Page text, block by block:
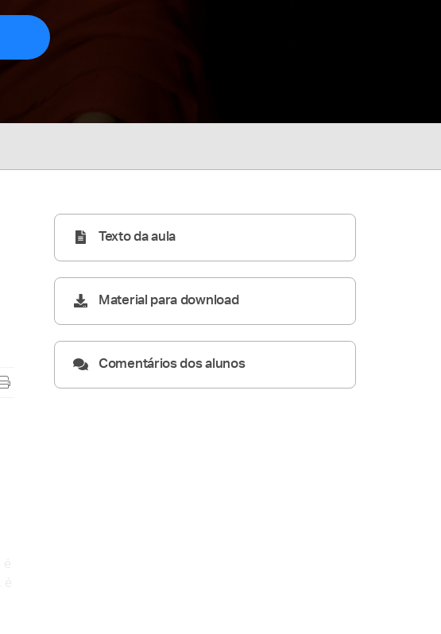
Texto da aula
Material para download
Comentários dos alunos